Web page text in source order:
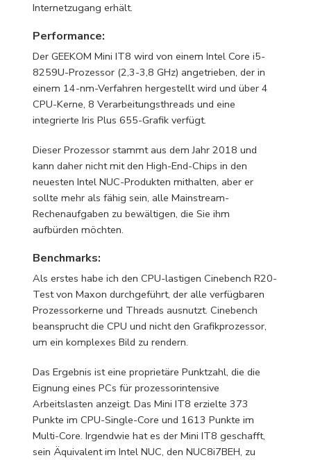
Internetzugang erhält.
Performance:
Der GEEKOM Mini IT8 wird von einem Intel Core i5-
8259U-Prozessor (2,3-3,8 GHz) angetrieben, der in
einem 14-nm-Verfahren hergestellt wird und über 4
CPU-Kerne, 8 Verarbeitungsthreads und eine
integrierte Iris Plus 655-Grafik verfügt.
Dieser Prozessor stammt aus dem Jahr 2018 und
kann daher nicht mit den High-End-Chips in den
neuesten Intel NUC-Produkten mithalten, aber er
sollte mehr als fähig sein, alle Mainstream-
Rechenaufgaben zu bewältigen, die Sie ihm
aufbürden möchten.
Benchmarks:
Als erstes habe ich den CPU-lastigen Cinebench R20-
Test von Maxon durchgeführt, der alle verfügbaren
Prozessorkerne und Threads ausnutzt. Cinebench
beansprucht die CPU und nicht den Grafikprozessor,
um ein komplexes Bild zu rendern.
Das Ergebnis ist eine proprietäre Punktzahl, die die
Eignung eines PCs für prozessorintensive
Arbeitslasten anzeigt. Das Mini IT8 erzielte 373
Punkte im CPU-Single-Core und 1613 Punkte im
Multi-Core. Irgendwie hat es der Mini IT8 geschafft,
sein Äquivalent im Intel NUC, den NUC8i7BEH, zu